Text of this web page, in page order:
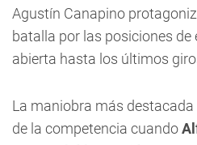
Agustín Canapino
batalla por las posiciones
abierta hasta los últimos
La maniobra más destacada
de la competencia cuando